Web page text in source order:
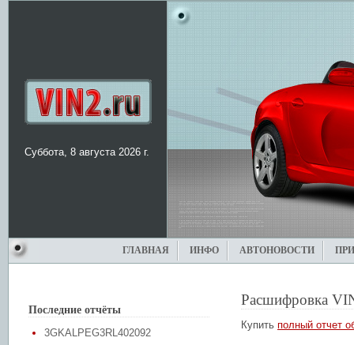
Суббота, 8 августа 2026 г.
ГЛАВНАЯ ИНФО АВТОНОВОСТИ
Последние отчёты
3GKALPEG3RL402092
Расшифровка
Купить полный отчет